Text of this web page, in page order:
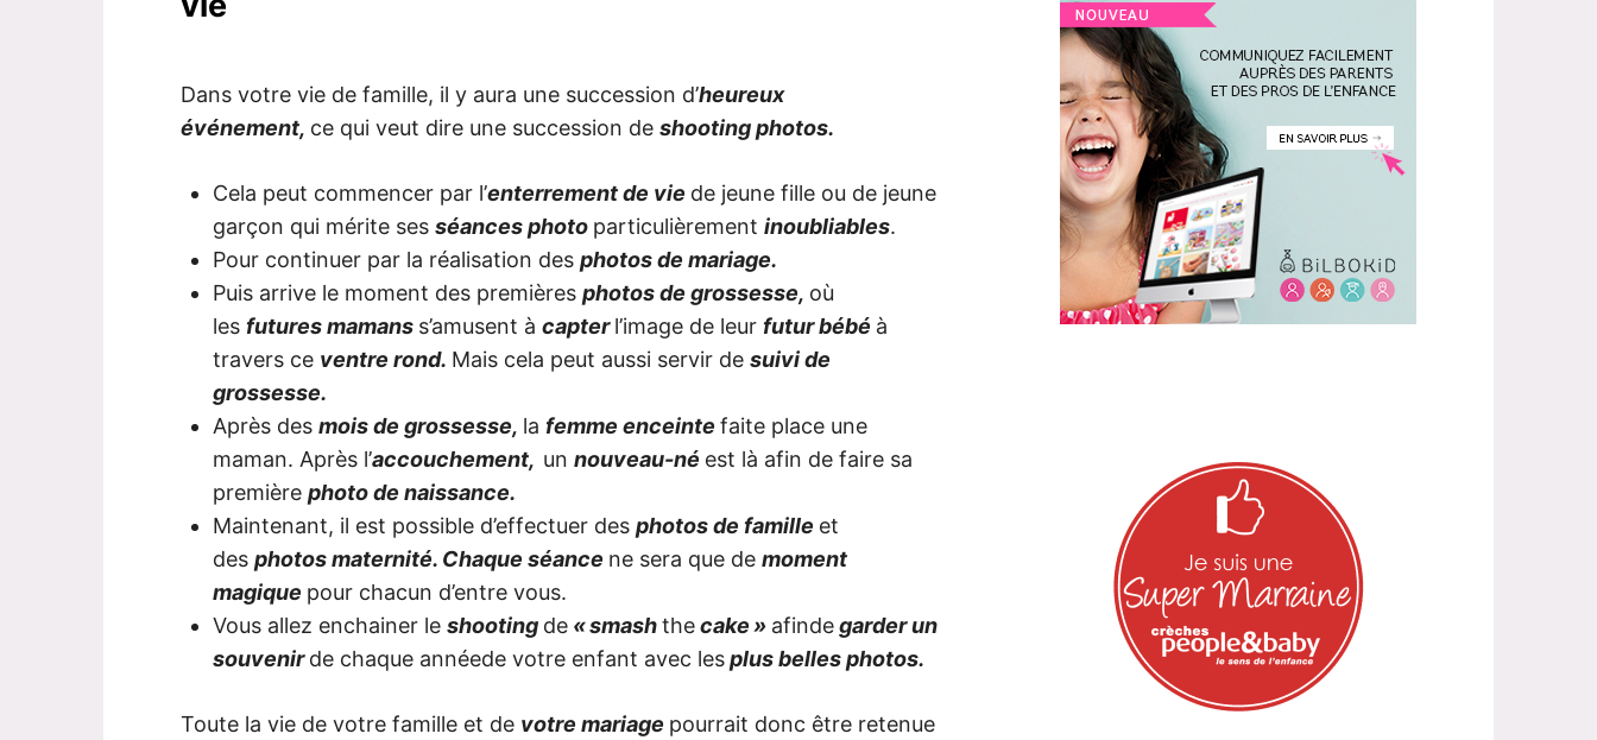
Dans votre vie de famille, il y aura une succession d’heureux
événement, ce qui veut dire une succession de shooting photos.
Cela peut commencer par l’enterrement de vie de jeune fille ou de jeune
garçon qui mérite ses séances photo particulièrement inoubliables.
Pour continuer par la réalisation des photos de mariage.
Puis arrive le moment des premières photos de grossesse, où
les futures mamans s’amusent à capterl’image de leur futur bébé à
travers ce ventre rond. Mais cela peut aussi servir de suivi de
grossesse.
Après des mois de grossesse, la femme enceinte faite place une
maman. Après l’accouchement, un nouveau-né est là afin de faire sa
première photo de naissance.
Maintenant, il est possible d’effectuer des photos de famille et
des photos maternité. Chaque séance ne sera que de moment
magique pour chacun d’entre vous.
Vous allez enchainer le shooting de « smashthecake » afindegarder un
souvenirde chaque annéede votre enfant avec lesplus belles photos.
Toute la vie de votre famille et de votre mariage pourrait donc être retenue